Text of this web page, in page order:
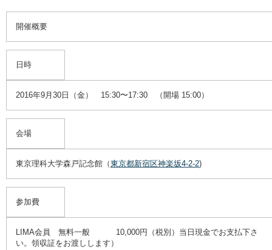
開催概要
日時
2016年9月30日（金） 15:30〜17:30 （開場 15:00）
会場
東京理科大学森戸記念館（東京都新宿区神楽坂4-2-2)
参加費
LIMA会員 無料一般 10,000円（税別）当日現金でお支払下さ
い。領収証をお渡しします）